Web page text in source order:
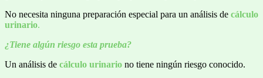
No necesita ninguna preparación especial para un análisis de cálculo
urinario.
¿Tiene algún riesgo esta prueba?
Un análisis de cálculo urinario no tiene ningún riesgo conocido.